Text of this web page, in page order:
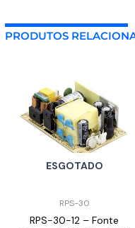
PRODUTOS
ESGOTADO
RPS-30
RPS-30-12 – Fonte